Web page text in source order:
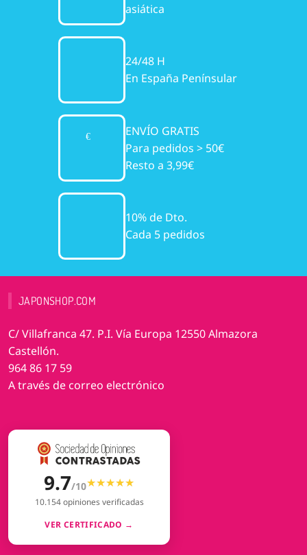
asiática
24/48 H
En España Penínsular
ENVÍO GRATIS
Para pedidos > 50€
Resto a 3,99€
10% de Dto.
Cada 5 pedidos
JAPONSHOP.COM
C/ Villafranca 47. P.I. Vía Europa 12550 Almazora
Castellón.
964 86 17 59
A través de correo electrónico
9.7/10★★★★★
★★★★★
10.154 opiniones verificadas
VER CERTIFICADO →